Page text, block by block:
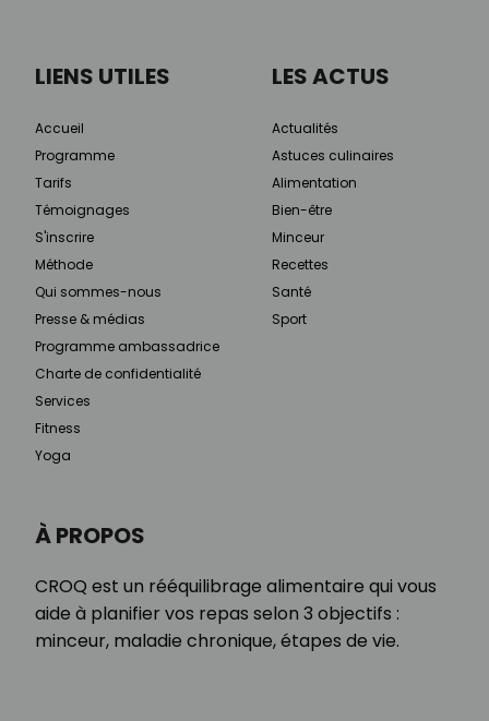
À PROPOS
CROQ est un rééquilibrage alimentaire qui vous
aide à planifier vos repas selon 3 objectifs :
minceur, maladie chronique, étapes de vie.
LIENS UTILES
Accueil
Programme
Tarifs
Témoignages
S'inscrire
Méthode
Qui sommes-nous
Presse & médias
Programme ambassadrice
Charte de confidentialité
Services
Fitness
Yoga
LES ACTUS
Actualités
Astuces culinaires
Alimentation
Bien-être
Minceur
Recettes
Santé
Sport